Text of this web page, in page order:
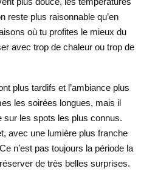
reste plus raisonnable qu’en
où tu profites le mieux du
avec trop de chaleur ou trop de
plus tardifs et l’ambiance plus
les soirées longues, mais il
sur les spots les plus connus.
avec une lumière plus franche
n’est pas toujours la période la
de très belles surprises.